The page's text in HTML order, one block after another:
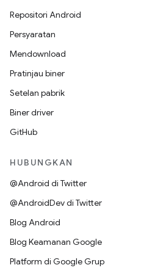
Repositori Android
Persyaratan
Mendownload
Pratinjau biner
Setelan pabrik
Biner driver
GitHub
HUBUNGKAN
@Android di Twitter
@AndroidDev di Twitter
Blog Android
Blog Keamanan Google
Platform di Google Grup